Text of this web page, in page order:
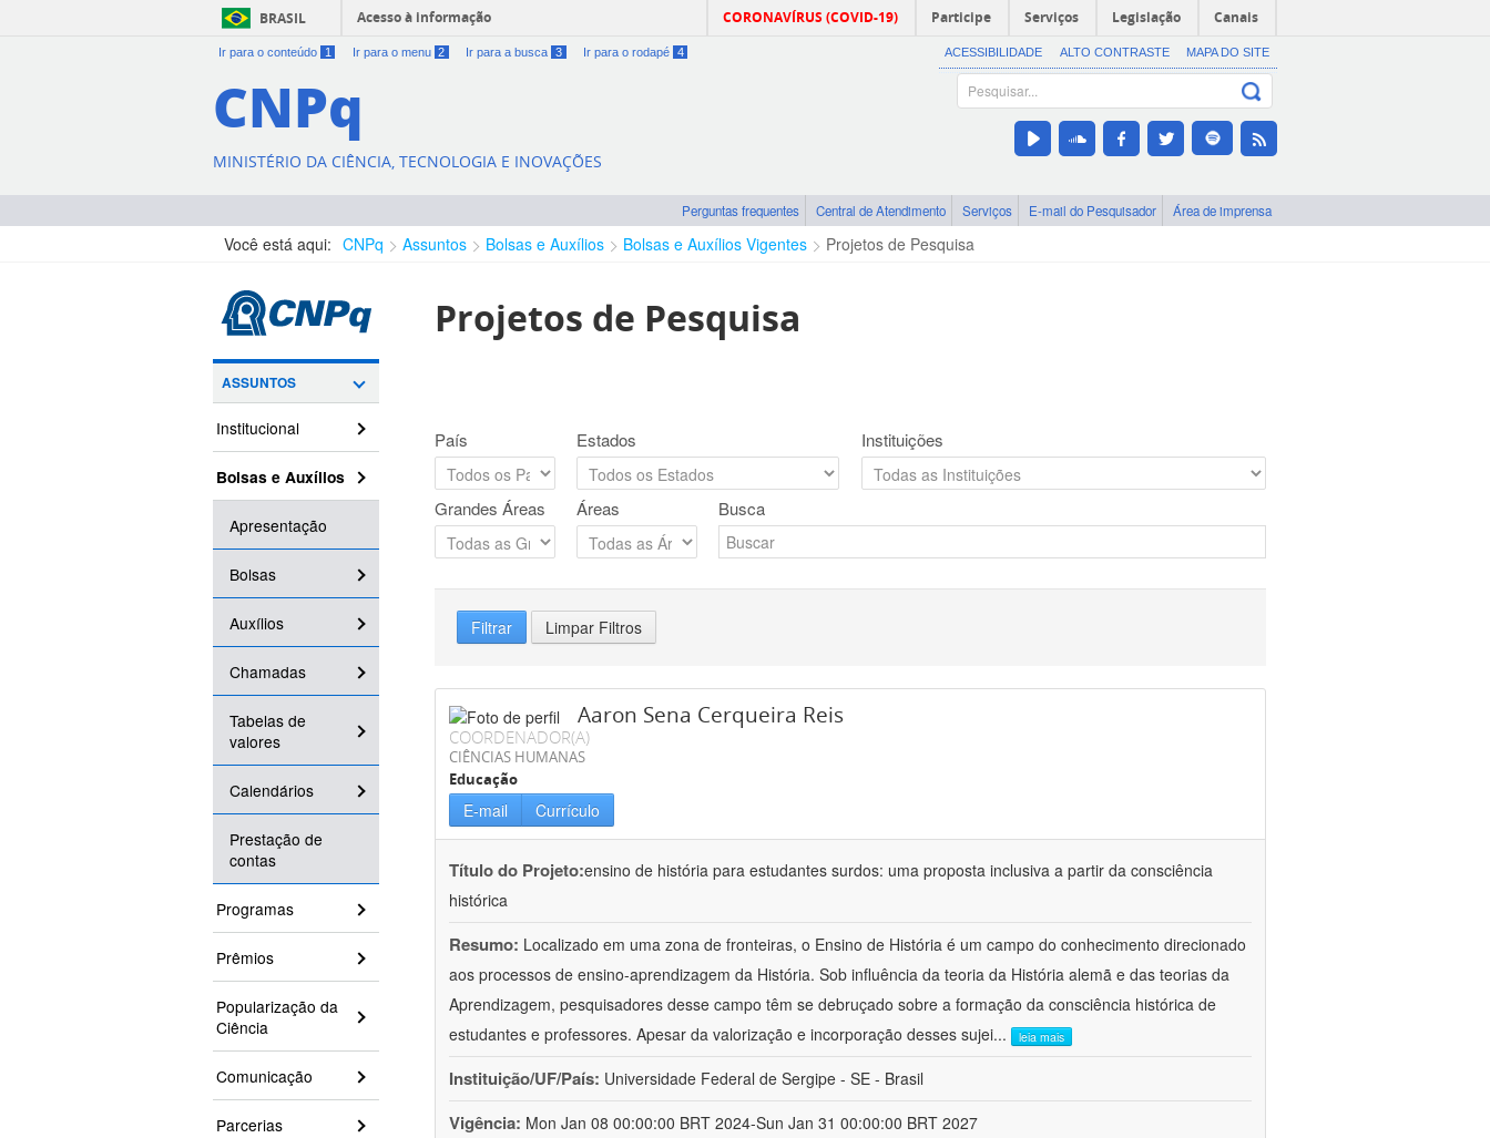
BRASIL Acesso à informação CORONAVÍRUS (COVID-19) Participe Serviços Legislação Canais
Ir para o conteúdo 1 Ir para o menu 2 Ir para a busca 3 Ir para o rodapé 4 ACESSIBILIDADE ALTO CONTRASTE MAPA DO SITE
CNPq
MINISTÉRIO DA CIÊNCIA, TECNOLOGIA E INOVAÇÕES
Perguntas frequentes Central de Atendimento Serviços E-mail do Pesquisador Área de imprensa
Você está aqui: CNPq Assuntos Bolsas e Auxílios Bolsas e Auxílios Vigentes Projetos de Pesquisa
ASSUNTOS
Institucional
Bolsas e Auxílios
Apresentação
Bolsas
Auxílios
Chamadas
Tabelas de
valores
Calendários
Prestação de
contas
Programas
Prêmios
Popularização da
Ciência
Comunicação
Parcerias
Projetos de Pesquisa
País Estados Instituições
Grandes Áreas Áreas Busca
Filtrar Limpar Filtros
Aaron Sena Cerqueira Reis
COORDENADOR(A)
CIÊNCIAS HUMANAS
Educação
E-mail Currículo
Título do Projeto:ensino de história para estudantes surdos: uma proposta inclusiva a partir da consciência
histórica
Resumo: Localizado em uma zona de fronteiras, o Ensino de História é um campo do conhecimento direcionado
aos processos de ensino-aprendizagem da História. Sob influência da teoria da História alemã e das teorias da
Aprendizagem, pesquisadores desse campo têm se debruçado sobre a formação da consciência histórica de
estudantes e professores. Apesar da valorização e incorporação desses sujei... leia mais
Instituição/UF/País: Universidade Federal de Sergipe - SE - Brasil
Vigência: Mon Jan 08 00:00:00 BRT 2024-Sun Jan 31 00:00:00 BRT 2027